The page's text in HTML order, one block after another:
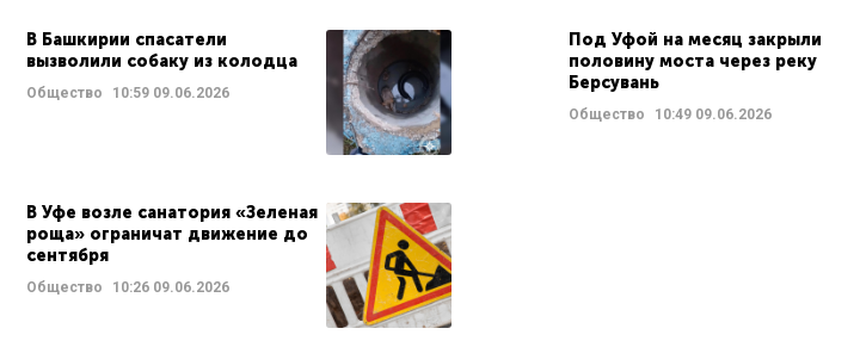
В Башкирии спасатели
вызволили собаку из колодца
Общество 10:59 09.06.2026
Под Уфой на месяц закрыли
половину моста через реку
Берсувань
Общество 10:4909.06.2026
В Уфе возле санатория «Зеленая
роща» ограничат движение до
сентября
Общество 10:26 09.06.2026